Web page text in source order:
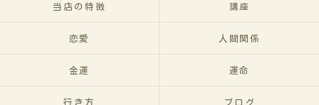
当店の特徴 講座
恋愛 人間関係
金運 運命
行き方 ブログ